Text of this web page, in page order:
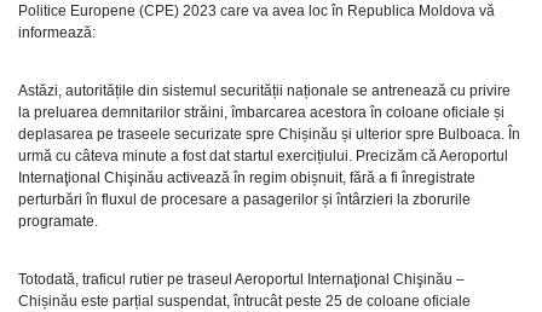
Politice Europene (CPE) 2023 care va avea loc în Republica Moldova vă
informează:
Astăzi, autoritățile din sistemul securității naționale se antrenează cu privire
la preluarea demnitarilor străini, îmbarcarea acestora în coloane oficiale și
deplasarea pe traseele securizate spre Chișinău și ulterior spre Bulboaca. În
urmă cu câteva minute a fost dat startul exercițiului. Precizăm că Aeroportul
Internaţional Chişinău activează în regim obișnuit, fără a fi înregistrate
perturbări în fluxul de procesare a pasagerilor și întârzieri la zborurile
programate.
Totodată, traficul rutier pe traseul Aeroportul Internaţional Chişinău –
Chișinău este parțial suspendat, întrucât peste 25 de coloane oficiale